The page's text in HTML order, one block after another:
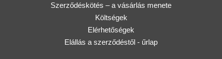
Szerződéskötés – a vásárlás menete
Költségek
Elérhetőségek
Elállás a szerződéstől - űrlap